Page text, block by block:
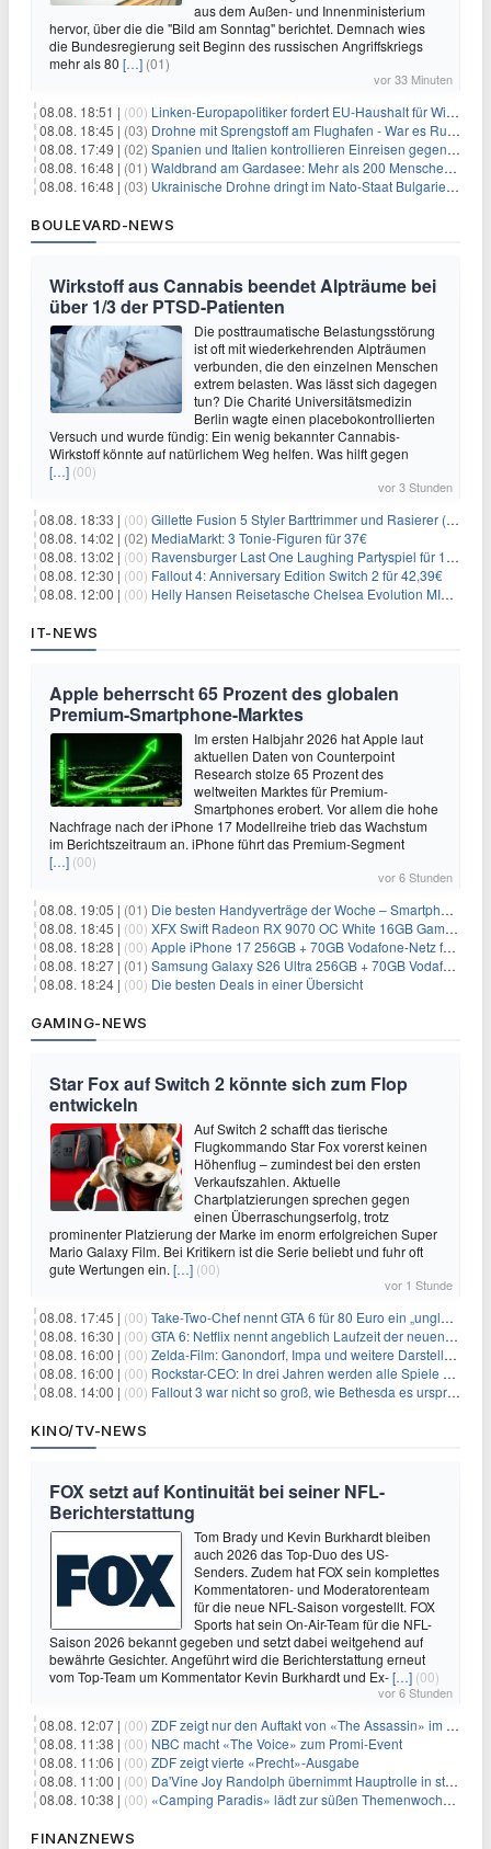
aus dem Außen- und Innenministerium
hervor, über die die "Bild am Sonntag" berichtet. Demnach wies
die Bundesregierung seit Beginn des russischen Angriffskriegs
mehr als 80 […] (01)
vor 33 Minuten
08.08. 18:51 | (00) Linken-Europapolitiker fordert EU-Haushalt für Wirtschaftsumbau
08.08. 18:45 | (03) Drohne mit Sprengstoff am Flughafen - War es Russland?
08.08. 17:49 | (02) Spanien und Italien kontrollieren Einreisen gegenseitig
08.08. 16:48 | (01) Waldbrand am Gardasee: Mehr als 200 Menschen evakuiert
08.08. 16:48 | (03) Ukrainische Drohne dringt im Nato-Staat Bulgarien ein
BOULEVARD-NEWS
Wirkstoff aus Cannabis beendet Alpträume bei
über 1/3 der PTSD-Patienten
Die posttraumatische Belastungsstörung
ist oft mit wiederkehrenden Alpträumen
verbunden, die den einzelnen Menschen
extrem belasten. Was lässt sich dagegen
tun? Die Charité Universitätsmedizin
Berlin wagte einen placebokontrollierten
Versuch und wurde fündig: Ein wenig bekannter Cannabis-
Wirkstoff könnte auf natürlichem Weg helfen. Was hilft gegen
[…] (00)
vor 3 Stunden
08.08. 18:33 | (00) Gillette Fusion 5 Styler Barttrimmer und Rasierer (All in One) für 16€
08.08. 14:02 | (02) MediaMarkt: 3 Tonie-Figuren für 37€
08.08. 13:02 | (00) Ravensburger Last One Laughing Partyspiel für 14,04€
08.08. 12:30 | (00) Fallout 4: Anniversary Edition Switch 2 für 42,39€
08.08. 12:00 | (00) Helly Hansen Reisetasche Chelsea Evolution MID 54L für 29,99€
IT-NEWS
Apple beherrscht 65 Prozent des globalen
Premium-Smartphone-Marktes
Im ersten Halbjahr 2026 hat Apple laut
aktuellen Daten von Counterpoint
Research stolze 65 Prozent des
weltweiten Marktes für Premium-
Smartphones erobert. Vor allem die hohe
Nachfrage nach der iPhone 17 Modellreihe trieb das Wachstum
im Berichtszeitraum an. iPhone führt das Premium-Segment
[…] (00)
vor 6 Stunden
08.08. 19:05 | (01) Die besten Handyverträge der Woche – Smartphone-Tarife & SIM-Only im Überblick
08.08. 18:45 | (00) XFX Swift Radeon RX 9070 OC White 16GB Gaming-Grafikkarte für 579€
08.08. 18:28 | (00) Apple iPhone 17 256GB + 70GB Vodafone-Netz für 34,99€/Monat (effektiv 6,41€/Monat)
08.08. 18:27 | (01) Samsung Galaxy S26 Ultra 256GB + 70GB Vodafone-Netz für 34,99€/Monat (effektiv 4,74€/Monat)
08.08. 18:24 | (00) Die besten Deals in einer Übersicht
GAMING-NEWS
Star Fox auf Switch 2 könnte sich zum Flop
entwickeln
Auf Switch 2 schafft das tierische
Flugkommando Star Fox vorerst keinen
Höhenflug – zumindest bei den ersten
Verkaufszahlen. Aktuelle
Chartplatzierungen sprechen gegen
einen Überraschungserfolg, trotz
prominenter Platzierung der Marke im enorm erfolgreichen Super
Mario Galaxy Film. Bei Kritikern ist die Serie beliebt und fuhr oft
gute Wertungen ein. […] (00)
vor 1 Stunde
08.08. 17:45 | (00) Take-Two-Chef nennt GTA 6 für 80 Euro ein „unglaubliches Schnäppchen“
08.08. 16:30 | (00) GTA 6: Netflix nennt angeblich Laufzeit der neuen Gameplay-Präsentation
08.08. 16:00 | (00) Zelda-Film: Ganondorf, Impa und weitere Darsteller sollen feststehen
08.08. 16:00 | (00) Rockstar-CEO: In drei Jahren werden alle Spiele gestreamt
08.08. 14:00 | (00) Fallout 3 war nicht so groß, wie Bethesda es ursprünglich wollte
KINO/TV-NEWS
FOX setzt auf Kontinuität bei seiner NFL-
Berichterstattung
Tom Brady und Kevin Burkhardt bleiben
auch 2026 das Top-Duo des US-
Senders. Zudem hat FOX sein komplettes
Kommentatoren- und Moderatorenteam
für die neue NFL-Saison vorgestellt. FOX
Sports hat sein On-Air-Team für die NFL-
Saison 2026 bekannt gegeben und setzt dabei weitgehend auf
bewährte Gesichter. Angeführt wird die Berichterstattung erneut
vom Top-Team um Kommentator Kevin Burkhardt und Ex-[…] (00)
vor 6 Stunden
08.08. 12:07 | (00) ZDF zeigt nur den Auftakt von «The Assassin» im Fernsehen
08.08. 11:38 | (00) NBC macht «The Voice» zum Promi-Event
08.08. 11:06 | (00) ZDF zeigt vierte «Precht»-Ausgabe
08.08. 11:00 | (00) Da'Vine Joy Randolph übernimmt Hauptrolle in starbesetzter schwarzer Komödie
08.08. 10:38 | (00) «Camping Paradis» lädt zur süßen Themenwoche ein
FINANZNEWS